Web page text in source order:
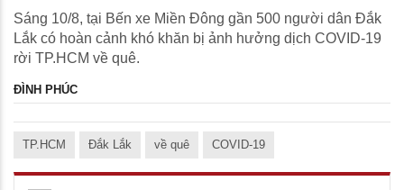
Sáng 10/8, tại Bến xe Miền Đông gần 500 người dân Đắk
Lắk có hoàn cảnh khó khăn bị ảnh hưởng dịch COVID-19
rời TP.HCM về quê.
ĐÌNH PHÚC
TP.HCM Đắk Lắk về quê COVID-19